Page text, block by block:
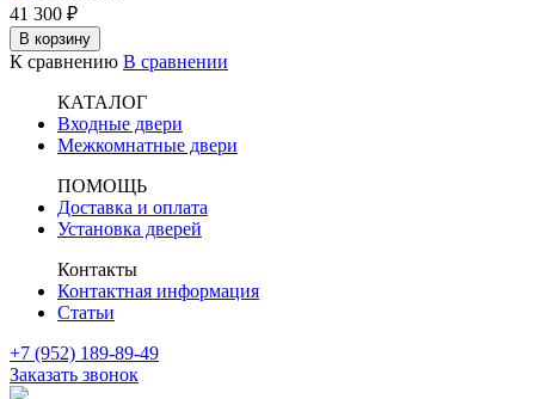
41 300 ₽
В корзину
К сравнению В сравнении
КАТАЛОГ
Входные двери
Межкомнатные двери
ПОМОЩЬ
Доставка и оплата
Установка дверей
Контакты
Контактная информация
Статьи
+7 (952) 189-89-49
Заказать звонок